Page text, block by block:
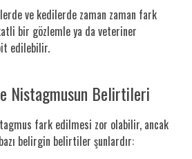
ve kedilerde zaman zaman fark
bir gözlemle ya da veteriner
edilebilir.
Nistagmusun Belirtileri
fark edilmesi zor olabilir, ancak
belirgin belirtiler şunlardır: